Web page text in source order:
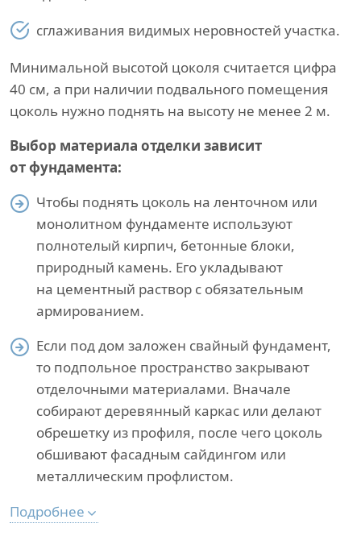
сглаживания видимых неровностей участка.
Минимальной высотой цоколя считается цифра
40 см, а при наличии подвального помещения
цоколь нужно поднять на высоту не менее 2 м.
Выбор материала отделки зависит
от фундамента:
Чтобы поднять цоколь на ленточном или
монолитном фундаменте используют
полнотелый кирпич, бетонные блоки,
природный камень. Его укладывают
на цементный раствор с обязательным
армированием.
Если под дом заложен свайный фундамент,
то подпольное пространство закрывают
отделочными материалами. Вначале
собирают деревянный каркас или делают
обрешетку из профиля, после чего цоколь
обшивают фасадным сайдингом или
металлическим профлистом.
Подробнее